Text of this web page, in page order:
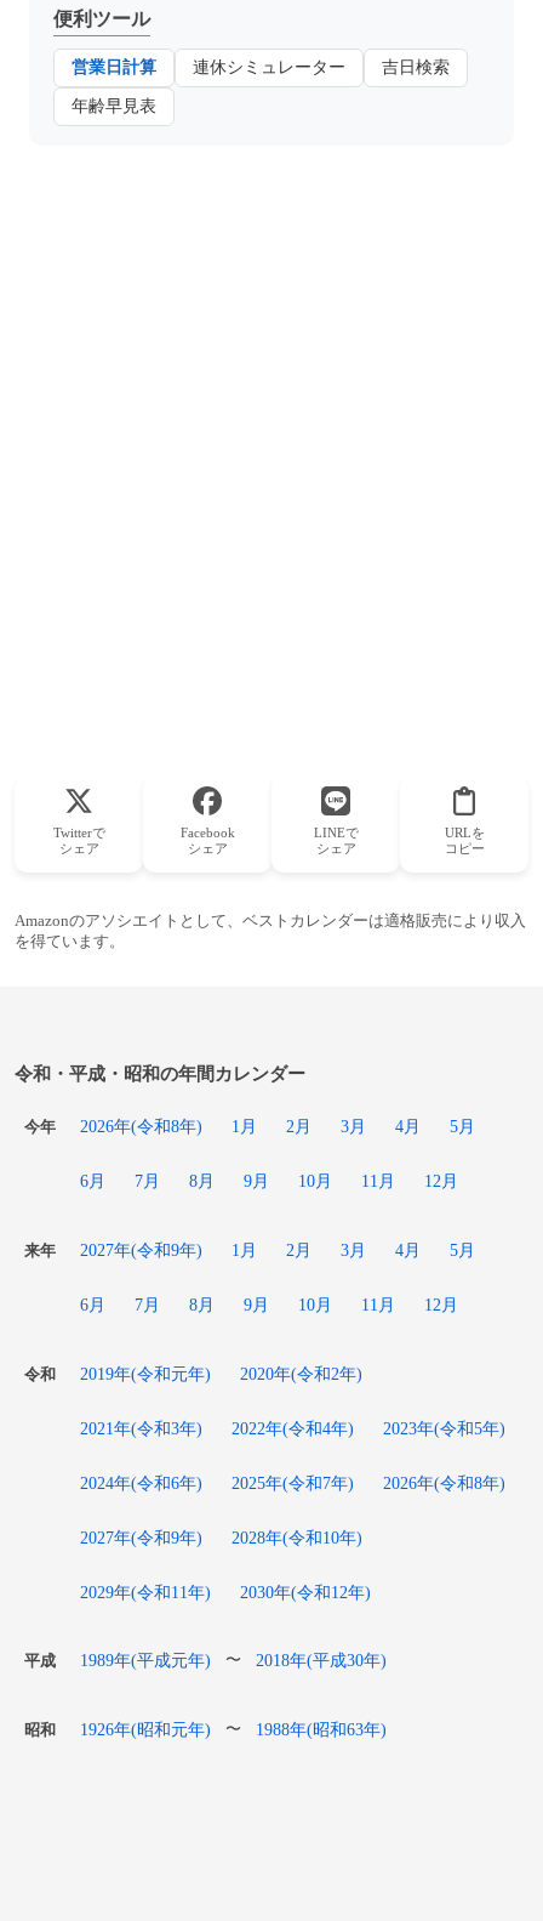
便利ツール
営業日計算 連休シミュレーター 吉日検索
年齢早見表
Twitterで
シェア
Facebook
シェア
LINEで
シェア
URLを
コピー
Amazonのアソシエイトとして、ベストカレンダーは適格販売により収入
を得ています。
令和・平成・昭和の年間カレンダー
今年 2026年(令和8年) 1月 2月 3月 4月 5月
6月 7月 8月 9月 10月 11月 12月
来年 2027年(令和9年) 1月 2月 3月 4月 5月
6月 7月 8月 9月 10月 11月 12月
令和 2019年(令和元年) 2020年(令和2年)
2021年(令和3年) 2022年(令和4年) 2023年(令和5年)
2024年(令和6年) 2025年(令和7年) 2026年(令和8年)
2027年(令和9年) 2028年(令和10年)
2029年(令和11年) 2030年(令和12年)
平成 1989年(平成元年) 〜 2018年(平成30年)
昭和 1926年(昭和元年) 〜 1988年(昭和63年)